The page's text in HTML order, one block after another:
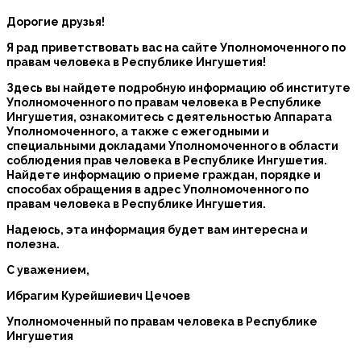
Дорогие друзья!
Я рад приветствовать вас на сайте Уполномоченного по
правам человека в Республике Ингушетия!
Здесь вы найдете подробную информацию об институте
Уполномоченного по правам человека в Республике
Ингушетия, ознакомитесь с деятельностью Аппарата
Уполномоченного, а также с ежегодными и
специальными докладами Уполномоченного в области
соблюдения прав человека в Республике Ингушетия.
Найдете информацию о приеме граждан, порядке и
способах обращения в адрес Уполномоченного по
правам человека в Республике Ингушетия.
Надеюсь, эта информация будет вам интересна и
полезна.
С уважением,
Ибрагим Курейшиевич Цечоев
Уполномоченный по правам человека в Республике
Ингушетия